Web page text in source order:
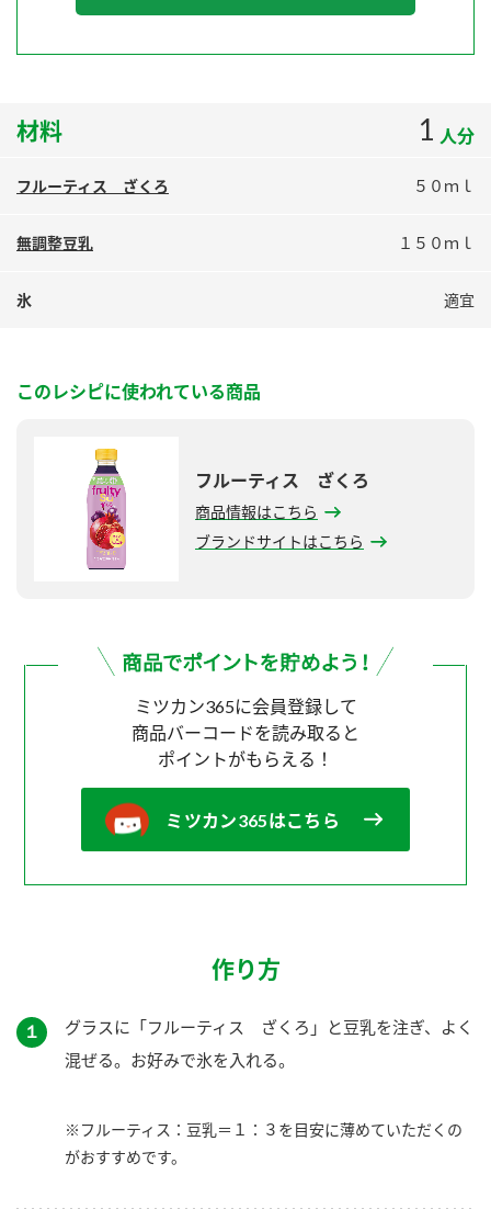
スペシャルサイト
お酢を知ろう！
ぽん酢サワー
ミツカンのCM
各部門が大切にしていること
よくあるご質問
地図から取り扱い店舗を探す
業務用サイト ミツカングループについて 製造所固有記号一覧
材料 1 人分
フルーティス ざくろ ５０ｍｌ
無調整豆乳 １５０ｍｌ
氷 適宜
このレシピに使われている商品
フルーティス ざくろ
商品情報はこちら
ブランドサイトはこちら
ミツカン365に会員登録して
商品バーコードを読み取ると
ポイントがもらえる！
ミツカン365はこちら
作り方
１
グラスに「フルーティス ざくろ」と豆乳を注ぎ、よく
混ぜる。お好みで氷を入れる。
※フルーティス：豆乳＝１：３を目安に薄めていただくの
がおすすめです。